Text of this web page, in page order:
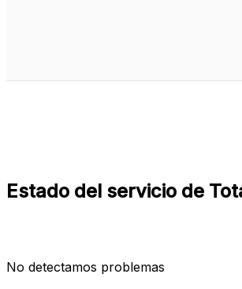
Estado del servicio de
No detectamos problemas